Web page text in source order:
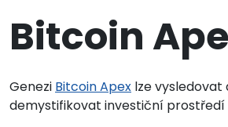
Bitcoin
Genezi Bitcoin Apex lze vysledovat
demystifikovat investiční